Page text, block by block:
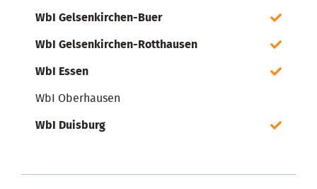
WbI Gelsenkirchen-Buer
WbI Gelsenkirchen-Rotthausen
WbI Essen
WbI Oberhausen
WbI Duisburg